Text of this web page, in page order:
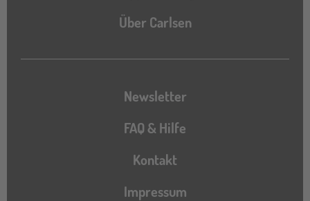
Über Carlsen
Newsletter
FAQ & Hilfe
Kontakt
Impressum